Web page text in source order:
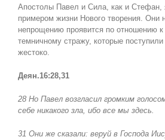
Апостолы Павел и Сила, как и Стефан,
примером жизни Нового творения. Они
непрощению проявится по отношению
темничному стражу, которые
жестоко.
Деян.16:28,31
28 Но Павел возгласил громким
себе никакого зла, ибо все мы здесь.
31 Они же сказали: веруй в Господа